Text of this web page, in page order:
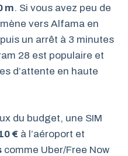
m. Si vous avez peu de
vers Alfama en
un arrêt à 3 minutes
28 est populaire et
d’attente en haute
du budget, une SIM
€ à l’aéroport et
comme Uber/Free Now